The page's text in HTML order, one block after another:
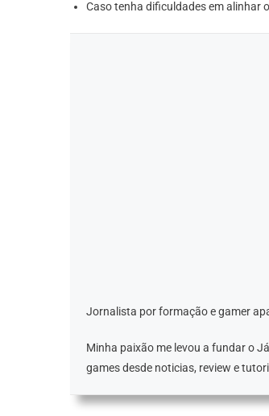
Caso tenha dificuldades em alinhar
Jornalista por formação e gamer
Minha paixão me levou a fundar o
games desde noticias, review e